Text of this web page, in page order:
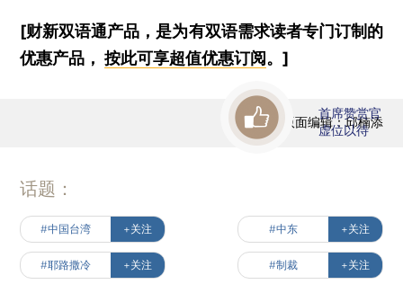
[财新双语通产品，是为有双语需求读者专门订制的
优惠产品，按此可享超值优惠订阅。]
版面编辑：邱楠添
首席赞赏官
虚位以待
话题：
#中国台湾 +关注 #中东 +关注
#耶路撒冷 +关注 #制裁 +关注